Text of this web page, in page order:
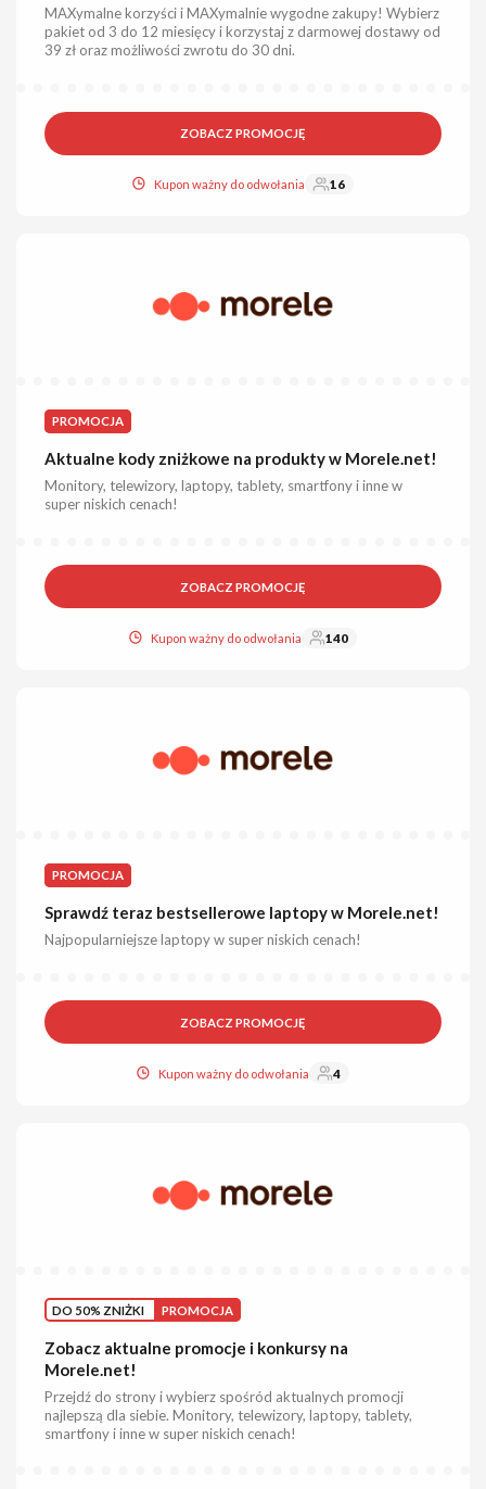
MAXymalne korzyści i MAXymalnie wygodne zakupy! Wybierz
pakiet od 3 do 12 miesięcy i korzystaj z darmowej dostawy od
39 zł oraz możliwości zwrotu do 30 dni.
ZOBACZ PROMOCJĘ
Kupon ważny do odwołania 16
PROMOCJA
Aktualne kody zniżkowe na produkty w Morele.net!
Monitory, telewizory, laptopy, tablety, smartfony i inne w
super niskich cenach!
ZOBACZ PROMOCJĘ
Kupon ważny do odwołania 140
PROMOCJA
Sprawdź teraz bestsellerowe laptopy w Morele.net!
Najpopularniejsze laptopy w super niskich cenach!
ZOBACZ PROMOCJĘ
Kupon ważny do odwołania 4
DO 50% ZNIŻKI PROMOCJA
Zobacz aktualne promocje i konkursy na
Morele.net!
Przejdź do strony i wybierz spośród aktualnych promocji
najlepszą dla siebie. Monitory, telewizory, laptopy, tablety,
smartfony i inne w super niskich cenach!